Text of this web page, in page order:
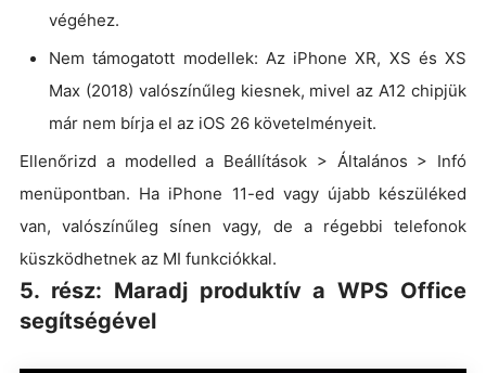
végéhez.
Nem támogatott modellek: Az iPhone XR, XS és XS
Max (2018) valószínűleg kiesnek, mivel az A12 chipjük
már nem bírja el az iOS 26 követelményeit.
Ellenőrizd a modelled a Beállítások > Általános > Infó
menüpontban. Ha iPhone 11-ed vagy újabb készüléked
van, valószínűleg sínen vagy, de a régebbi telefonok
küszködhetnek az MI funkciókkal.
5. rész: Maradj produktív a WPS Office
segítségével